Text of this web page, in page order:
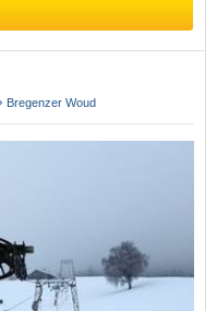
Bregenzer Woud